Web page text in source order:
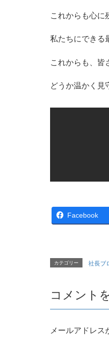
これからも心に
私たちにできる
これからも、皆
どうか温かく見
Facebook
カテゴリー 社長ブ
コメント
メールアドレス